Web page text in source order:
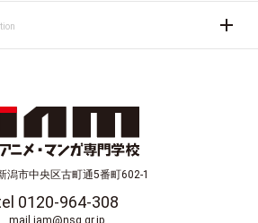
潟市中央区古町通5番町602-1
0120-964-308